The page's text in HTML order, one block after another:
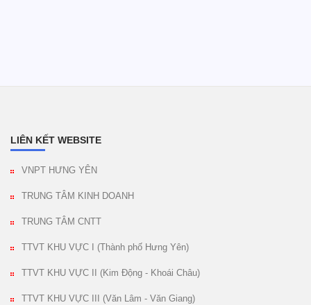
LIÊN KẾT WEBSITE
VNPT HƯNG YÊN
TRUNG TÂM KINH DOANH
TRUNG TÂM CNTT
TTVT KHU VỰC I (Thành phố Hưng Yên)
TTVT KHU VỰC II (Kim Động - Khoái Châu)
TTVT KHU VỰC III (Văn Lâm - Văn Giang)